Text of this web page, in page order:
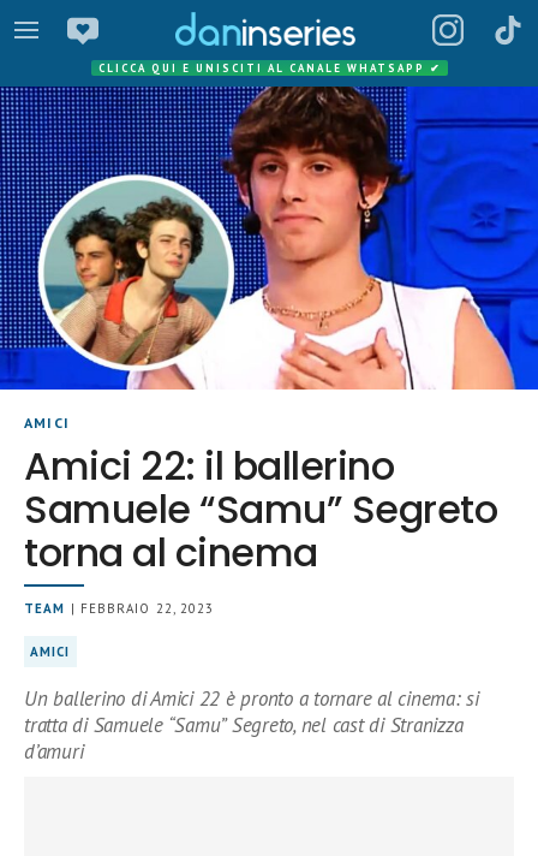
CLICCA QUI E UNISCITI AL CANALE WHATSAPP ✔
AMICI
Amici 22: il ballerino
Samuele “Samu” Segreto
torna al cinema
TEAM | FEBBRAIO 22, 2023
AMICI
Un ballerino di Amici 22 è pronto a tornare al cinema: si
tratta di Samuele “Samu” Segreto, nel cast di Stranizza
d’amuri